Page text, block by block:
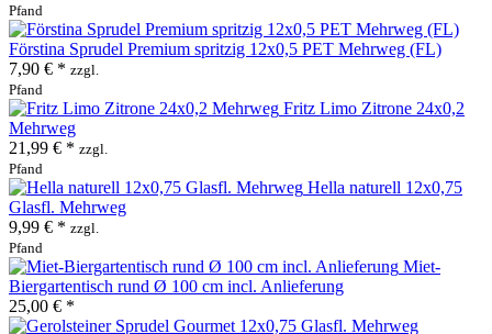
Pfand
Förstina Sprudel Premium spritzig 12x0,5 PET Mehrweg (FL)
7,90 € * zzgl.
Pfand
Fritz Limo Zitrone 24x0,2
Mehrweg
21,99 € * zzgl.
Pfand
Hella naturell 12x0,75
Glasfl. Mehrweg
9,99 € * zzgl.
Pfand
Miet-
Biergartentisch rund Ø 100 cm incl. Anlieferung
25,00 € *